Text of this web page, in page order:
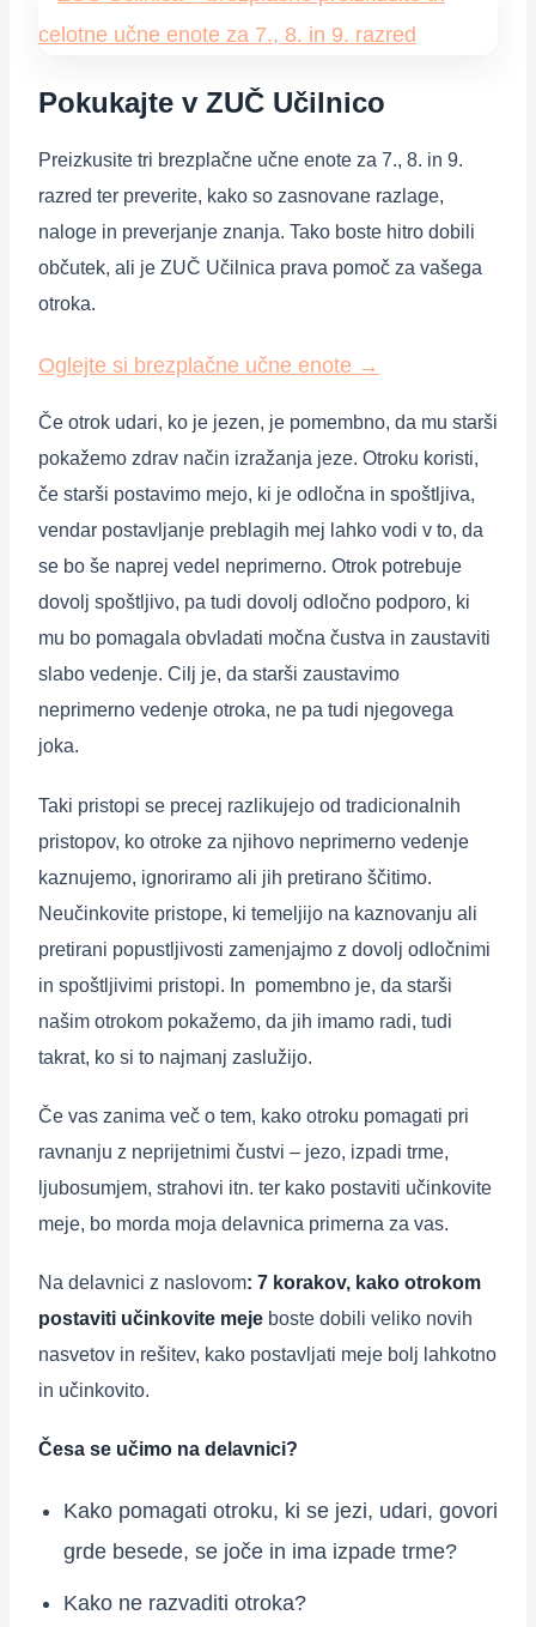
Pokukajte v ZUČ Učilnico
Preizkusite tri brezplačne učne enote za 7., 8. in 9.
razred ter preverite, kako so zasnovane razlage,
naloge in preverjanje znanja. Tako boste hitro dobili
občutek, ali je ZUČ Učilnica prava pomoč za vašega
otroka.
Oglejte si brezplačne učne enote →
Če otrok udari, ko je jezen, je pomembno, da mu starši
pokažemo zdrav način izražanja jeze. Otroku koristi,
če starši postavimo mejo, ki je odločna in spoštljiva,
vendar postavljanje preblagih mej lahko vodi v to, da
se bo še naprej vedel neprimerno. Otrok potrebuje
dovolj spoštljivo, pa tudi dovolj odločno podporo, ki
mu bo pomagala obvladati močna čustva in zaustaviti
slabo vedenje. Cilj je, da starši zaustavimo
neprimerno vedenje otroka, ne pa tudi njegovega
joka.
Taki pristopi se precej razlikujejo od tradicionalnih
pristopov, ko otroke za njihovo neprimerno vedenje
kaznujemo, ignoriramo ali jih pretirano ščitimo.
Neučinkovite pristope, ki temeljijo na kaznovanju ali
pretirani popustljivosti zamenjajmo z dovolj odločnimi
in spoštljivimi pristopi. In pomembno je, da starši
našim otrokom pokažemo, da jih imamo radi, tudi
takrat, ko si to najmanj zaslužijo.
Če vas zanima več o tem, kako otroku pomagati pri
ravnanju z neprijetnimi čustvi – jezo, izpadi trme,
ljubosumjem, strahovi itn. ter kako postaviti učinkovite
meje, bo morda moja delavnica primerna za vas.
Na delavnici z naslovom: 7 korakov, kako otrokom
postaviti učinkovite meje boste dobili veliko novih
nasvetov in rešitev, kako postavljati meje bolj lahkotno
in učinkovito.
Česa se učimo na delavnici?
Kako pomagati otroku, ki se jezi, udari, govori
grde besede, se joče in ima izpade trme?
Kako ne razvaditi otroka?